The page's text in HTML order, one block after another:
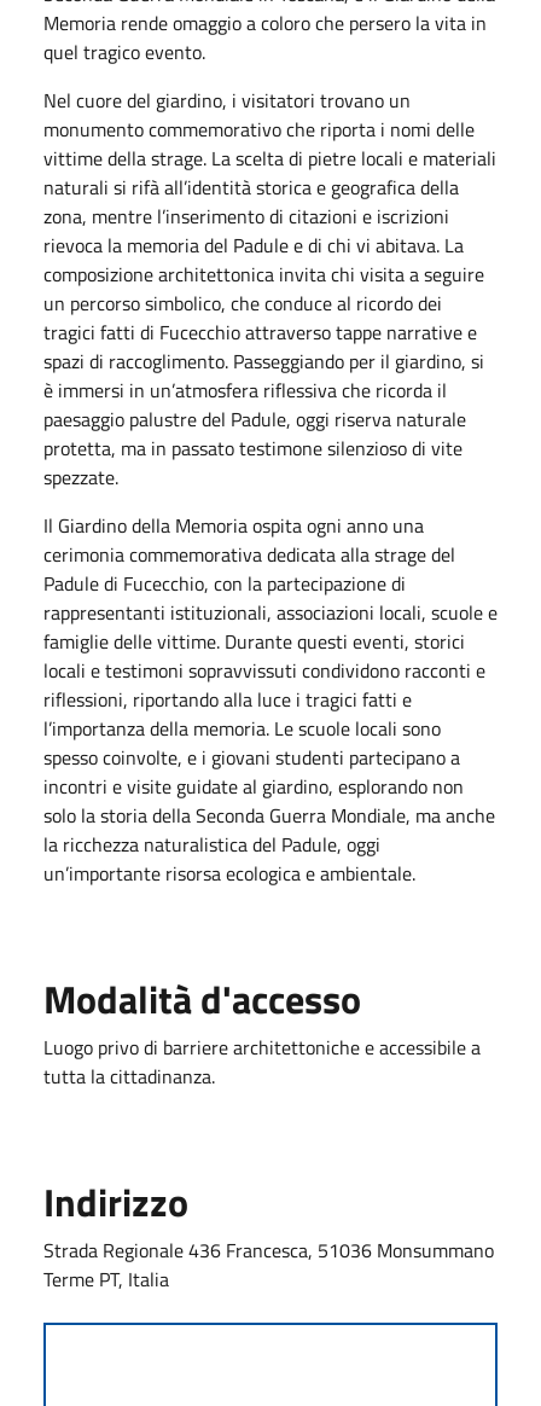
Memoria rende omaggio a coloro che persero la vita in
quel tragico evento.
Nel cuore del giardino, i visitatori trovano un
monumento commemorativo che riporta i nomi delle
vittime della strage. La scelta di pietre locali e materiali
naturali si rifà all’identità storica e geografica della
zona, mentre l’inserimento di citazioni e iscrizioni
rievoca la memoria del Padule e di chi vi abitava. La
composizione architettonica invita chi visita a seguire
un percorso simbolico, che conduce al ricordo dei
tragici fatti di Fucecchio attraverso tappe narrative e
spazi di raccoglimento. Passeggiando per il giardino, si
è immersi in un’atmosfera riflessiva che ricorda il
paesaggio palustre del Padule, oggi riserva naturale
protetta, ma in passato testimone silenzioso di vite
spezzate.
Il Giardino della Memoria ospita ogni anno una
cerimonia commemorativa dedicata alla strage del
Padule di Fucecchio, con la partecipazione di
rappresentanti istituzionali, associazioni locali, scuole e
famiglie delle vittime. Durante questi eventi, storici
locali e testimoni sopravvissuti condividono racconti e
riflessioni, riportando alla luce i tragici fatti e
l’importanza della memoria. Le scuole locali sono
spesso coinvolte, e i giovani studenti partecipano a
incontri e visite guidate al giardino, esplorando non
solo la storia della Seconda Guerra Mondiale, ma anche
la ricchezza naturalistica del Padule, oggi
un’importante risorsa ecologica e ambientale.
Modalità d'accesso
Luogo privo di barriere architettoniche e accessibile a
tutta la cittadinanza.
Indirizzo
Strada Regionale 436 Francesca, 51036 Monsummano
Terme PT, Italia